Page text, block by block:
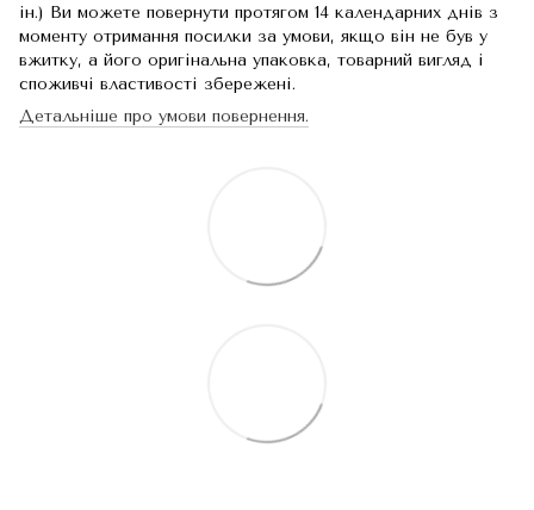
ін.) Ви можете повернути протягом 14 календарних днів з
моменту отримання посилки за умови, якщо він не був у
вжитку, а його оригінальна упаковка, товарний вигляд і
споживчі властивості збережені.
Детальніше про умови повернення.